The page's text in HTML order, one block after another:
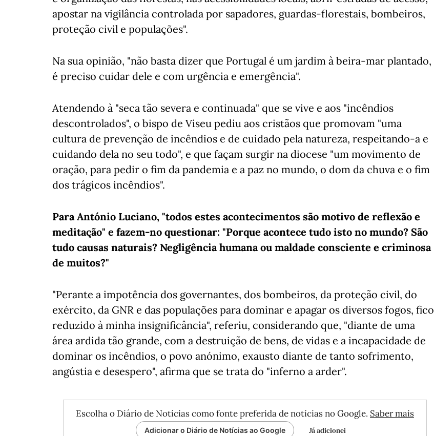
apostar na vigilância controlada por sapadores, guardas-florestais, bombeiros,
proteção civil e populações".
Na sua opinião, "não basta dizer que Portugal é um jardim à beira-mar plantado,
é preciso cuidar dele e com urgência e emergência".
Atendendo à "seca tão severa e continuada" que se vive e aos "incêndios
descontrolados", o bispo de Viseu pediu aos cristãos que promovam "uma
cultura de prevenção de incêndios e de cuidado pela natureza, respeitando-a e
cuidando dela no seu todo", e que façam surgir na diocese "um movimento de
oração, para pedir o fim da pandemia e a paz no mundo, o dom da chuva e o fim
dos trágicos incêndios".
Para António Luciano, "todos estes acontecimentos são motivo de reflexão e
meditação" e fazem-no questionar: "Porque acontece tudo isto no mundo? São
tudo causas naturais? Negligência humana ou maldade consciente e criminosa
de muitos?"
"Perante a impotência dos governantes, dos bombeiros, da proteção civil, do
exército, da GNR e das populações para dominar e apagar os diversos fogos, fico
reduzido à minha insignificância", referiu, considerando que, "diante de uma
área ardida tão grande, com a destruição de bens, de vidas e a incapacidade de
dominar os incêndios, o povo anónimo, exausto diante de tanto sofrimento,
angústia e desespero", afirma que se trata do "inferno a arder".
Escolha o Diário de Notícias como fonte preferida de notícias no Google. Saber mais
Adicionar o Diário de Notícias ao Google Já adicionei